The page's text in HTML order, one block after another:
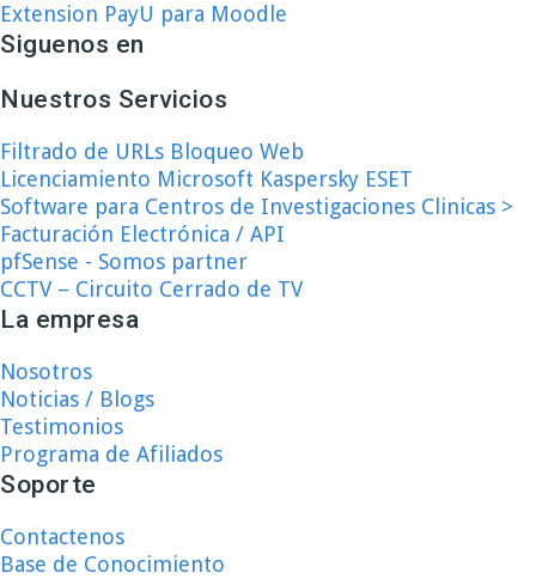
Extension PayU para Moodle
Siguenos en
Nuestros Servicios
Filtrado de URLs Bloqueo Web
Licenciamiento Microsoft Kaspersky ESET
Software para Centros de Investigaciones Clinicas >
Facturación Electrónica / API
pfSense - Somos partner
CCTV – Circuito Cerrado de TV
La empresa
Nosotros
Noticias / Blogs
Testimonios
Programa de Afiliados
Soporte
Contactenos
Base de Conocimiento